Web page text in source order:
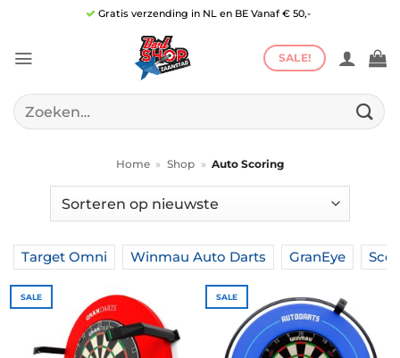
inhoud
Gratis verzending in NL en BE Vanaf € 50,-
SALE!
Zoeken
naar:
Home » Shop » Auto Scoring
Target Omni Winmau Auto Darts GranEye
SALE SALE